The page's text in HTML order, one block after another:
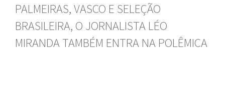
PALMEIRAS, VASCO E SELEÇÃO
BRASILEIRA, O JORNALISTA LÉO
MIRANDA TAMBÉM ENTRA NA POLÊMICA